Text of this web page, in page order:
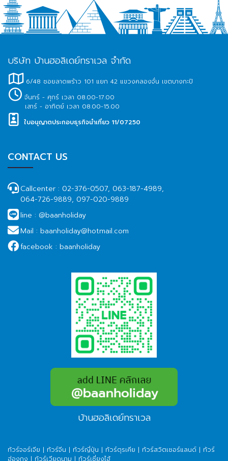
บริษัท บ้านฮอลิเดย์ทราเวล จำกัด
6/48 ซอยลาดพร้าว 101 แยก 42 แขวงคลองจั่น เขตบางกะปิ
จันทร์ - ศุกร์ เวลา 08.00-17.00
เสาร์ - อาทิตย์ เวลา 08.00-15.00
ใบอนุญาตประกอบธุรกิจนำเที่ยว 11/07250
CONTACT US
Callcenter : 02-376-0507, 063-187-4989,
064-726-9889, 097-020-9889
line : @baanholiday
Mail : baanholiday@hotmail.com
facebook : baanholiday
บ้านฮอลิเดย์ทราเวล
ทัวร์จอร์เจีย | ทัวร์จีน | ทัวร์ญี่ปุ่น | ทัวร์ตุรเคีย | ทัวร์สวิตเซอร์แลนด์ | ทัวร์
ฮ่องกง | ทัวร์เวียดนาม | ทัวร์เซี่ยงไฮ้